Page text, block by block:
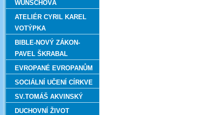
WUNSCHOVÁ
ATELIÉR CYRIL KAREL
VOTÝPKA
BIBLE-NOVÝ ZÁKON-
PAVEL ŠKRABAL
EVROPANÉ EVROPANŮM
SOCIÁLNÍ UČENÍ CÍRKVE
SV.TOMÁŠ AKVINSKÝ
DUCHOVNÍ ŽIVOT